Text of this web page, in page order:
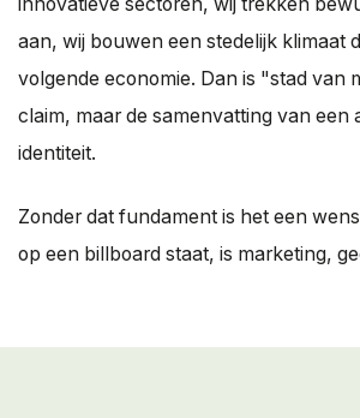
aan, wij bouwen een stedelijk klimaat
volgende economie. Dan is "stad van
claim, maar de samenvatting van een
identiteit.
Zonder dat fundament is het een
op een billboard staat, is marketing,